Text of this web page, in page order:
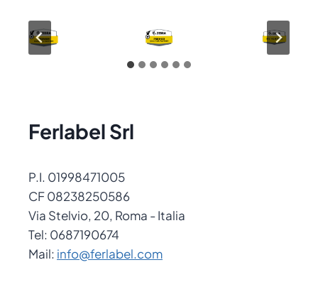
Ferlabel Srl
P.I. 01998471005
CF 08238250586
Via Stelvio, 20, Roma - Italia
Tel: 0687190674
Mail: info@ferlabel.com